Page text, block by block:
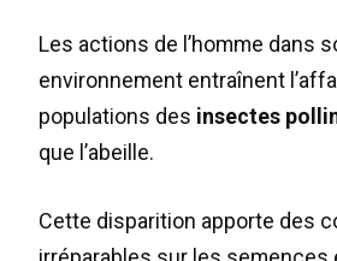
Les actions de l’homme dans
environnement entraînent
populations des insectes
que l’abeille.
Cette disparition apporte des